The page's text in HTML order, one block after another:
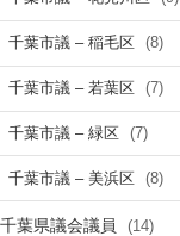
千葉市議 – 稲毛区 (8)
千葉市議 – 若葉区 (7)
千葉市議 – 緑区 (7)
千葉市議 – 美浜区 (8)
千葉県議会議員 (14)